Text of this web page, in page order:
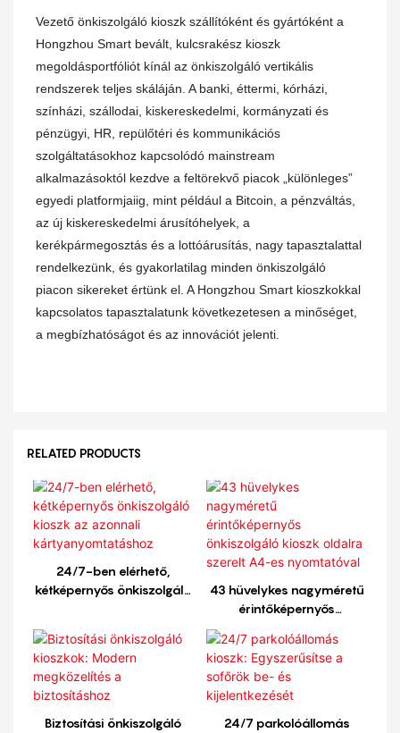
Vezető önkiszolgáló kioszk szállítóként és gyártóként a
Hongzhou Smart bevált, kulcsrakész kioszk
megoldásportfóliót kínál az önkiszolgáló vertikális
rendszerek teljes skáláján. A banki, éttermi, kórházi,
színházi, szállodai, kiskereskedelmi, kormányzati és
pénzügyi, HR, repülőtéri és kommunikációs
szolgáltatásokhoz kapcsolódó mainstream
alkalmazásoktól kezdve a feltörekvő piacok „különleges”
egyedi platformjaiig, mint például a Bitcoin, a pénzváltás,
az új kiskereskedelmi árusítóhelyek, a
kerékpármegosztás és a lottóárusítás, nagy tapasztalattal
rendelkezünk, és gyakorlatilag minden önkiszolgáló
piacon sikereket értünk el. A Hongzhou Smart kioszkokkal
kapcsolatos tapasztalatunk következetesen a minőséget,
a megbízhatóságot és az innovációt jelenti.
RELATED PRODUCTS
24/7-ben elérhető,
kétképernyős önkiszolgáló
43 hüvelykes nagyméretű
érintőképernyős
önkiszolgáló kioszk oldalra
szerelt A4-es
nyomtatóval
Biztosítási önkiszolgáló
24/7 parkolóállomás